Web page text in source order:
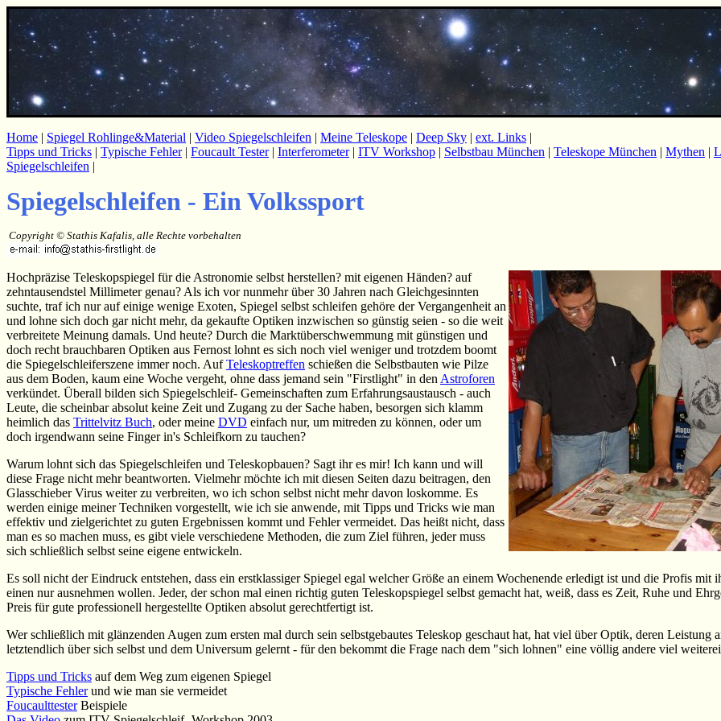
Home | Spiegel Rohlinge&Material | Video Spiegelschleifen | Meine Teleskope | Deep Sky | ext. Links |
Tipps und Tricks | Typische Fehler| Foucault Tester| Interferometer| ITV Workshop | Selbstbau München | Teleskope München | Mythen |
Spiegelschleifen |
Spiegelschleifen - Ein Volkssport
Copyright © Stathis Kafalis, alle Rechte vorbehalten
Hochpräzise Teleskopspiegel für die Astronomie selbst herstellen? mit eigenen Händen? auf
zehntausendstel Millimeter genau? Als ich vor nunmehr über 30 Jahren nach Gleichgesinnten
suchte, traf ich nur auf einige wenige Exoten, Spiegel selbst schleifen gehöre der Vergangenheit an
und lohne sich doch gar nicht mehr, da gekaufte Optiken inzwischen so günstig seien - so die weit
verbreitete Meinung damals. Und heute? Durch die Marktüberschwemmung mit günstigen und
doch recht brauchbaren Optiken aus Fernost lohnt es sich noch viel weniger und trotzdem boomt
die Spiegelschleiferszene immer noch. AufTeleskoptreffen schießen die Selbstbauten wie Pilze
aus dem Boden, kaum eine Woche vergeht, ohne dass jemand sein "Firstlight" in den Astroforen
verkündet. Überall bilden sich Spiegelschleif- Gemeinschaften zum Erfahrungsaustausch - auch
Leute, die scheinbar absolut keine Zeit und Zugang zu der Sache haben, besorgen sich klamm
heimlich das Trittelvitz Buch, oder meine DVD einfach nur, um mitreden zu können, oder um
doch irgendwann seine Finger in's Schleifkorn zu tauchen?
Warum lohnt sich das Spiegelschleifen und Teleskopbauen? Sagt ihr es mir! Ich kann und will
diese Frage nicht mehr beantworten. Vielmehr möchte ich mit diesen Seiten dazu beitragen, den
Glasschieber Virus weiter zu verbreiten, wo ich schon selbst nicht mehr davon loskomme. Es
werden einige meiner Techniken vorgestellt, wie ich sie anwende, mit Tipps und Tricks wie man
effektiv und zielgerichtet zu guten Ergebnissen kommt und Fehler vermeidet. Das heißt nicht, dass
man es so machen muss, es gibt viele verschiedene Methoden, die zum Ziel führen, jeder muss
sich schließlich selbst seine eigene entwickeln.
Es soll nicht der Eindruck entstehen, dass ein erstklassiger Spiegel egal welcher Größe an einem Wochenende erledigt ist und die Profis mit
einen nur ausnehmen wollen. Jeder, der schon mal einen richtig guten Teleskopspiegel selbst gemacht hat, weiß, dass es Zeit, Ruhe und
Preis für gute professionell hergestellte Optiken absolut gerechtfertigt ist.
Wer schließlich mit glänzenden Augen zum ersten mal durch sein selbstgebautes Teleskop geschaut hat, hat viel über Optik, deren Leistung
letztendlich über sich selbst und dem Universum gelernt - für den bekommt die Frage nach dem "sich lohnen" eine völlig andere viel
Tipps und Tricks auf dem Weg zum eigenen Spiegel
Typische Fehlerund wie man sie vermeidet
FoucaulttesterBeispiele